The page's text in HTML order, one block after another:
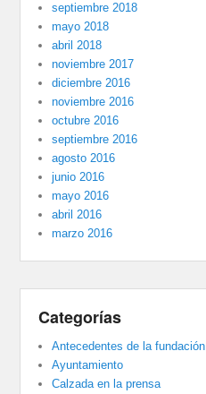
septiembre 2018
mayo 2018
abril 2018
noviembre 2017
diciembre 2016
noviembre 2016
octubre 2016
septiembre 2016
agosto 2016
junio 2016
mayo 2016
abril 2016
marzo 2016
Categorías
Antecedentes de la fundación
Ayuntamiento
Calzada en la prensa